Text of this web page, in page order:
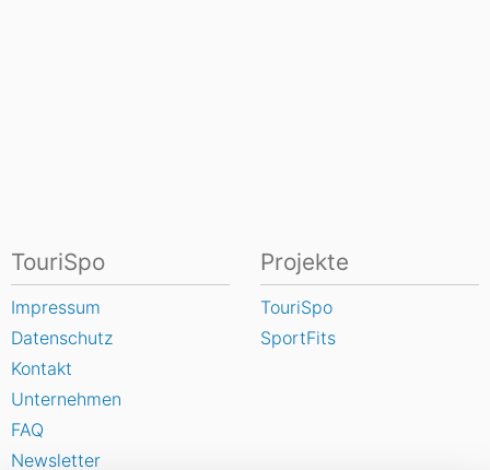
TouriSpo
Impressum
Datenschutz
Kontakt
Unternehmen
FAQ
Newsletter
Projekte
TouriSpo
SportFits